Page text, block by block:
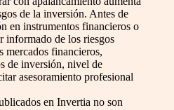
de la inversión. Antes de
en instrumentos financieros o
informado de los riesgos
mercados financieros,
de inversión, nivel de
asesoramiento profesional
en Invertia no son